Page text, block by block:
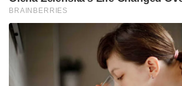
साथ समाप्त हुए।
इस बीच पेसर्स ने तीसरे क्वार्टर में सियाकम
पर सवाल उठाने के लिए मुख्य कोच रिक